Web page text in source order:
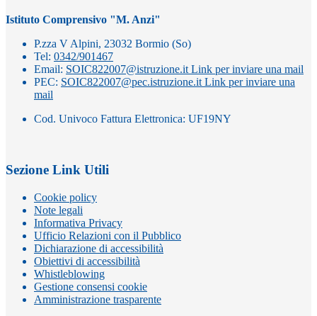
Istituto Comprensivo "M. Anzi"
P.zza V Alpini, 23032 Bormio (So)
Tel: 0342/901467
Email: SOIC822007@istruzione.it Link per inviare una mail
PEC: SOIC822007@pec.istruzione.it Link per inviare una
mail
Cod. Univoco Fattura Elettronica: UF19NY
Sezione Link Utili
Cookie policy
Note legali
Informativa Privacy
Ufficio Relazioni con il Pubblico
Dichiarazione di accessibilità
Obiettivi di accessibilità
Whistleblowing
Gestione consensi cookie
Amministrazione trasparente